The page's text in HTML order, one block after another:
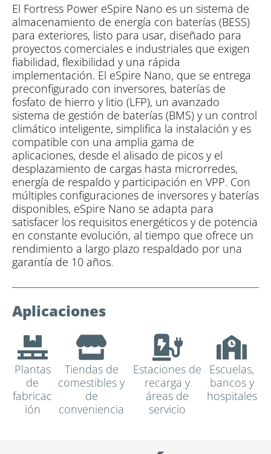
El Fortress Power eSpire Nano es un sistema de
almacenamiento de energía con baterías (BESS)
para exteriores, listo para usar, diseñado para
proyectos comerciales e industriales que exigen
fiabilidad, flexibilidad y una rápida
implementación. El eSpire Nano, que se entrega
preconfigurado con inversores, baterías de
fosfato de hierro y litio (LFP), un avanzado
sistema de gestión de baterías (BMS) y un control
climático inteligente, simplifica la instalación y es
compatible con una amplia gama de
aplicaciones, desde el alisado de picos y el
desplazamiento de cargas hasta microrredes,
energía de respaldo y participación en VPP. Con
múltiples configuraciones de inversores y baterías
disponibles, eSpire Nano se adapta para
satisfacer los requisitos energéticos y de potencia
en constante evolución, al tiempo que ofrece un
rendimiento a largo plazo respaldado por una
garantía de 10 años.
Aplicaciones
Plantas
de
fabricac
ión
Tiendas de
comestibles y
de
conveniencia
Estaciones de
recarga y
áreas de
servicio
Escuelas,
bancos y
hospitales